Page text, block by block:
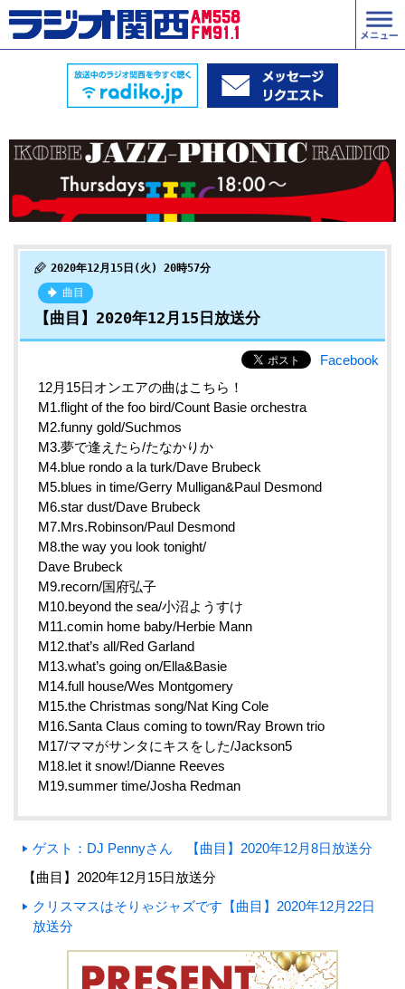
2020年12月15日(火) 20時57分
曲目
【曲目】2020年12月15日放送分
Facebook
12月15日オンエアの曲はこちら！
M1.flight of the foo bird/Count Basie orchestra
M2.funny gold/Suchmos
M3.夢で逢えたら/たなかりか
M4.blue rondo a la turk/Dave Brubeck
M5.blues in time/Gerry Mulligan&Paul Desmond
M6.star dust/Dave Brubeck
M7.Mrs.Robinson/Paul Desmond
M8.the way you look tonight/
Dave Brubeck
M9.recorn/国府弘子
M10.beyond the sea/小沼ようすけ
M11.comin home baby/Herbie Mann
M12.that’s all/Red Garland
M13.what’s going on/Ella&Basie
M14.full house/Wes Montgomery
M15.the Christmas song/Nat King Cole
M16.Santa Claus coming to town/Ray Brown trio
M17/ママがサンタにキスをした/Jackson5
M18.let it snow!/Dianne Reeves
M19.summer time/Josha Redman
ゲスト：DJ Pennyさん 【曲目】2020年12月8日放送分
【曲目】2020年12月15日放送分
クリスマスはそりゃジャズです【曲目】2020年12月22日
放送分